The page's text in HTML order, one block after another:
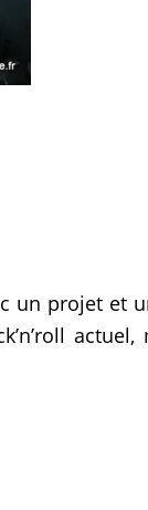
un projet et